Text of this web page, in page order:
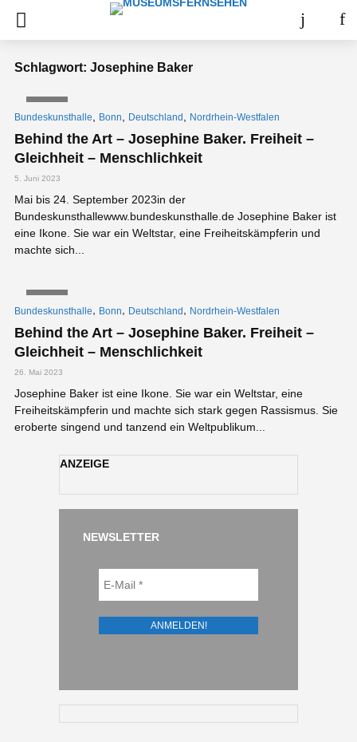
Schlagwort: Josephine Baker
Bundeskunsthalle Bonn Deutschland Nordrhein-Westfalen
Behind the Art – Josephine Baker. Freiheit –
Gleichheit – Menschlichkeit
5. Juni 2023
Mai bis 24. September 2023in der
Bundeskunsthallewww.bundeskunsthalle.de Josephine Baker ist
eine Ikone. Sie war ein Weltstar, eine Freiheitskämpferin und
machte sich...
Bundeskunsthalle, Bonn, Deutschland, Nordrhein-Westfalen
Behind the Art – Josephine Baker. Freiheit –
Gleichheit – Menschlichkeit
26. Mai 2023
Josephine Baker ist eine Ikone. Sie war ein Weltstar, eine
Freiheitskämpferin und machte sich stark gegen Rassismus. Sie
eroberte singend und tanzend ein Weltpublikum...
ANZEIGE
NEWSLETTER